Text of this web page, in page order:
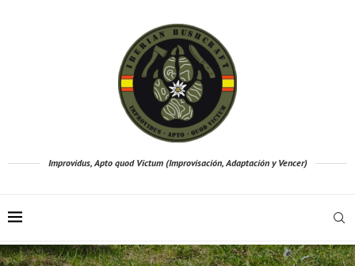
Improvidus, Apto quod Victum (Improvisación, Adaptación y Vencer)